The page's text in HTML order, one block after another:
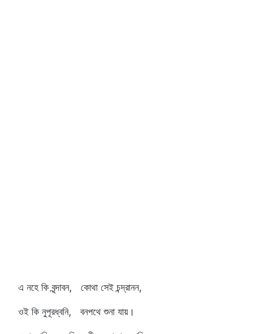
এ নহে কি বৃন্দাবন, কোথা সেই চন্দ্রানন,
ওই কি নুপূরধ্বনি, বনপথে শুনা যায়।